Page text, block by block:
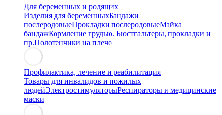
Для беременных и родящих
Изделия для беременныхБандажи
послеродовыеПрокладки послеродовыеМайка
бандажКормление грудью. Бюстгальтеры, прокладки и
пр.Полотенчики на плечо
Профилактика, лечение и реабилитация
Товары для инвалидов и пожилых
людейЭлектростимуляторыРеспираторы и медицинские
маски